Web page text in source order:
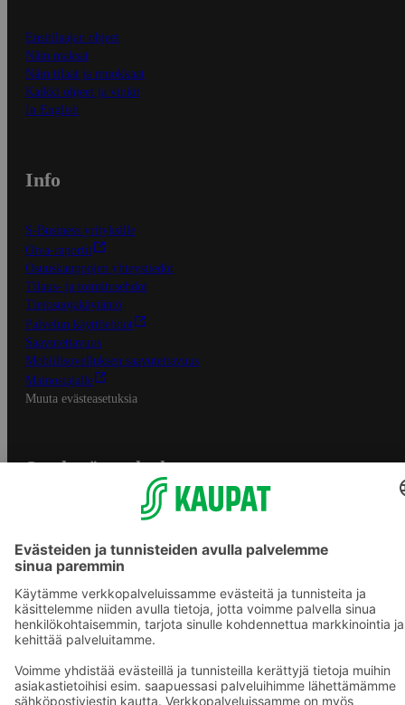
Ensitilaajan ohjeet
Näin maksat
Näin tilaat ja muokkaat
Kaikki ohjeet ja vinkit
In English
Info
S-Business yrityksille
Oiva-raportit
Osuuskauppojen yhteystiedot
Tilaus- ja toimitusehdot
Tietosuojakäytäntö
Palvelun käyttöehdot
Saavutettavuus
Mobiilisovelluksen saavutettavuus
Mainostajalle
Muuta evästeasetuksia
S-ryhmän palvelut
Yhteishyvä Ruoka -sovellus
Prisma.fi
Sokos.fi
S-Pankki
Sokos Hotels
Raflaamo